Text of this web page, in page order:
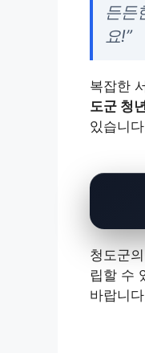
든든
요!”
복잡한
도군 청
있습니
청도군
립할 수
바랍니